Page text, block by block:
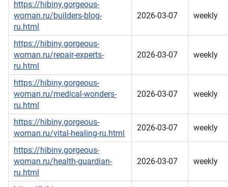
https://hibiny.gorgeous-
woman.ru/builders-blog-
ru.html
2026-03-07 weekly
https://hibiny.gorgeous-
woman.ru/repair-experts-
ru.html
2026-03-07 weekly
https://hibiny.gorgeous-
woman.ru/medical-wonders-
ru.html
2026-03-07 weekly
https://hibiny.gorgeous-
woman.ru/vital-healing-ru.html
2026-03-07 weekly
https://hibiny.gorgeous-
woman.ru/health-guardian-
ru.html
2026-03-07 weekly